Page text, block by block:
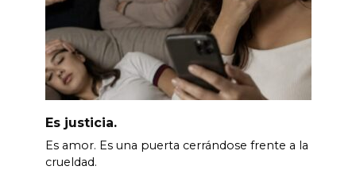
Es justicia.
Es amor. Es una puerta cerrándose frente a la
crueldad.